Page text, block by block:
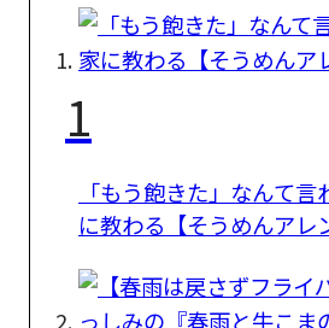
1
「もう飽きた」なんて
に教わる【そうめんアレ